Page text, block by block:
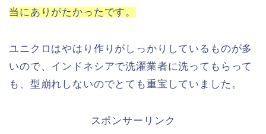
当にありがたかったです。
ユニクロはやはり作りがしっかりしているものが多
いので、インドネシアで洗濯業者に洗ってもらって
も、型崩れしないのでとても重宝していました。
スポンサーリンク